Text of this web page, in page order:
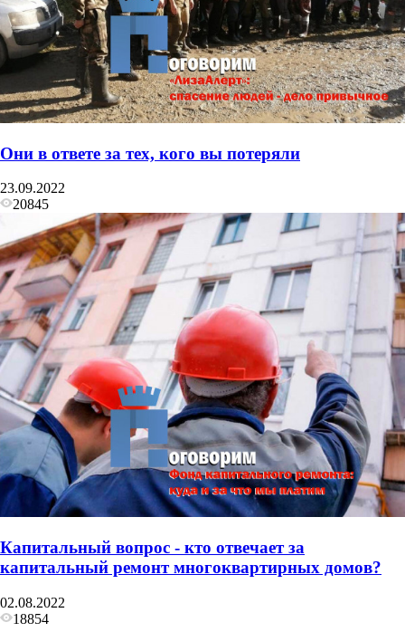
Они в ответе за тех, кого вы потеряли
23.09.2022
20845
Капитальный вопрос - кто отвечает за
капитальный ремонт многоквартирных домов?
02.08.2022
18854